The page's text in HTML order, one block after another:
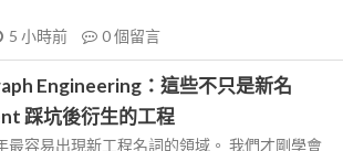
5 小時前 0個留言
Engineering：這些不只是新名
踩坑後衍生的工程
容易出現新工程名詞的領域。 我們才剛學會